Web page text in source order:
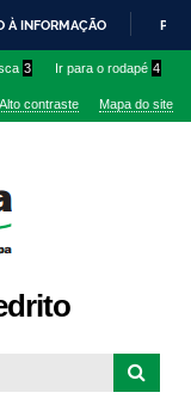
À INFORMAÇÃO
3 Ir para o rodapé 4
Alto contraste Mapa do site